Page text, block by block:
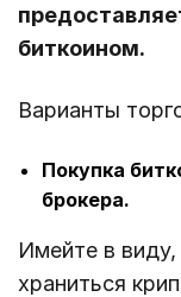
биткоином.
Варианты
Покупка
брокера.
Имейте в
храниться